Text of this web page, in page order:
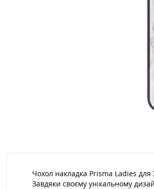
Чохол накладка Prisma Ladies
Завдяки своєму унікальному